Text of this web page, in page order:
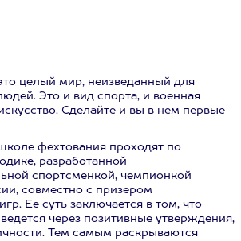
целый мир, неизведанный для
Это и вид спорта, и военная
Сделайте и вы в нем первые
фехтования проходят по
разработанной
спортсменкой, чемпионкой
совместно с призером
Ее суть заключается в том, что
через позитивные утверждения,
Тем самым раскрываются